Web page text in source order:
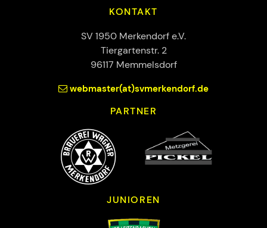
KONTAKT
SV 1950 Merkendorf e.V.
Tiergartenstr. 2
96117 Memmelsdorf
webmaster(at)svmerkendorf.de
PARTNER
JUNIOREN